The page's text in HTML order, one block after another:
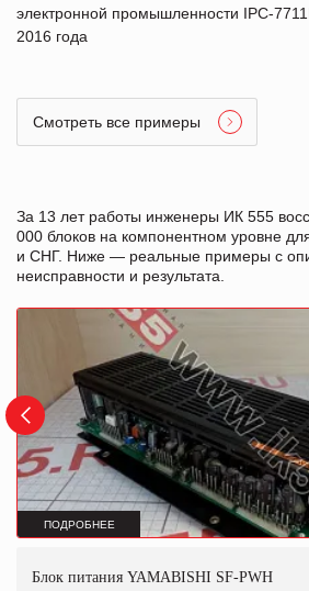
электронной промышленности IPC-
2016 года
Смотреть все примеры
За 13 лет работы инженеры ИК 555
000 блоков на компонентном уровне
и СНГ. Ниже — реальные примеры с
неисправности и результата.
ПОДРОБНЕЕ
Блок питания YAMABISHI SF-PWH